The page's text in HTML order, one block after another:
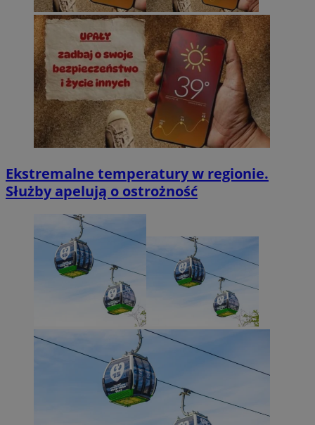
Ekstremalne temperatury w regionie.
Służby apelują o ostrożność